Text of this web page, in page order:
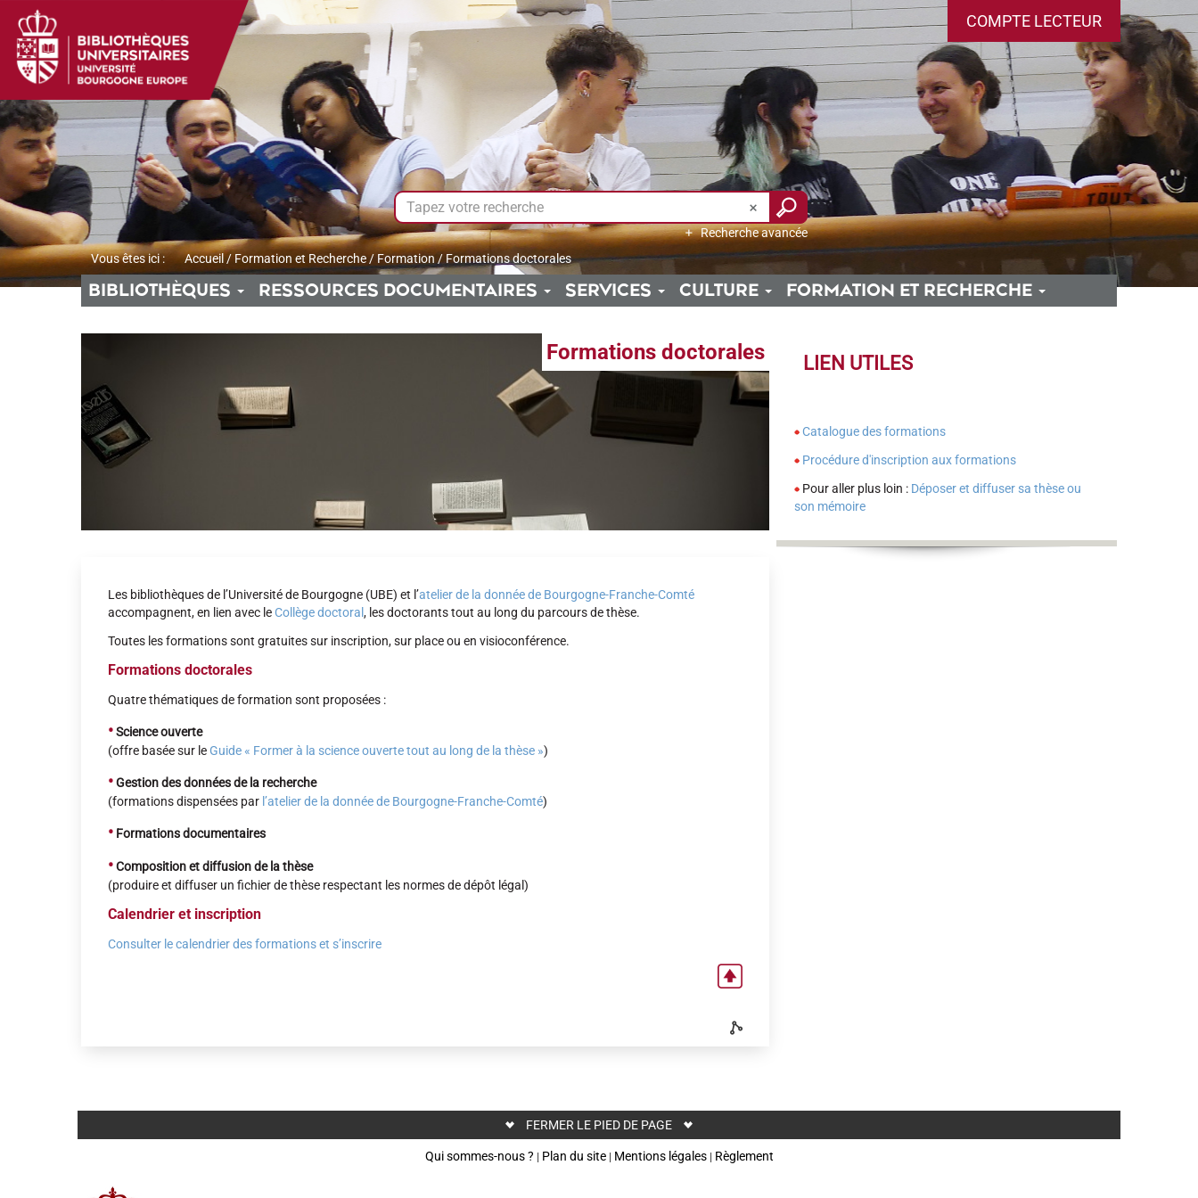
menu
contenu
la
recherche
COMPTE LECTEUR
Recherche avancée
Vous êtes ici :
Accueil/Formation et Recherche / Formation / Formations doctorales
BIBLIOTHÈQUES RESSOURCES DOCUMENTAIRES SERVICES CULTURE FORMATION ET RECHERCHE
Formations doctorales
Les bibliothèques de l’Université de Bourgogne (UBE) et l’atelier de la donnée de Bourgogne-Franche-Comté
accompagnent, en lien avec leCollège doctoral, les doctorants tout au long du parcours de thèse.
Toutes les formations sont gratuites sur inscription, sur place ou en visioconférence.
Formations doctorales
Quatre thématiques de formation sont proposées :
•Science ouverte
(offre basée sur leGuide « Former à la science ouverte tout au long de la thèse »)
•Gestion des données de la recherche
(formations dispensées par l’atelier de la donnée de Bourgogne-Franche-Comté)
• Formations documentaires
•Composition et diffusion de la thèse
(produire et diffuser un fichier de thèse respectant les normes de dépôt légal)
Calendrier et inscription
Consulter le calendrier des formations et s’inscrire
LIEN UTILES
Catalogue des formations
Procédure d'inscription aux formations
Pour aller plus loin : Déposer et diffuser sa thèse ou
son mémoire
FERMER LE PIED DE PAGE
Qui sommes-nous ? | Plan du site| Mentions légales| Règlement